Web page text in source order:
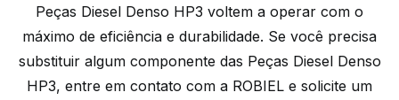
Peças Diesel Denso HP3 voltem a operar com o
máximo de eficiência e durabilidade. Se você precisa
substituir algum componente das Peças Diesel Denso
HP3, entre em contato com a ROBIEL e solicite um